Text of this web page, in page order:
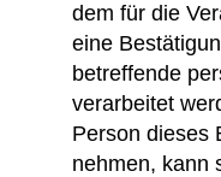
dem für die
eine
betreffende
verarbeitet
Person dieses
nehmen, kann